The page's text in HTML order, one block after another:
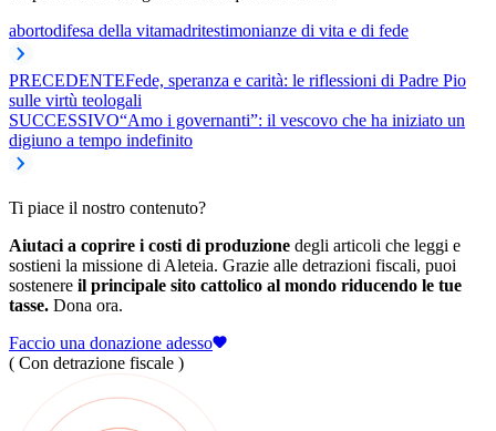
abortodifesa della vitamadritestimonianze di vita e di fede
PRECEDENTEFede, speranza e carità: le riflessioni di Padre Pio
sulle virtù teologali
SUCCESSIVO“Amo i governanti”: il vescovo che ha iniziato un
digiuno a tempo indefinito
Ti piace il nostro contenuto?
Aiutaci a coprire i costi di produzione degli articoli che leggi e
sostieni la missione di Aleteia. Grazie alle detrazioni fiscali, puoi
sostenere il principale sito cattolico al mondo riducendo le tue
tasse. Dona ora.
Faccio una donazione adesso
( Con detrazione fiscale )